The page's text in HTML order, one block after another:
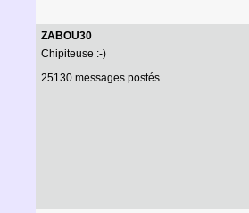
ZABOU30
Chipiteuse :-)
25130 messages postés